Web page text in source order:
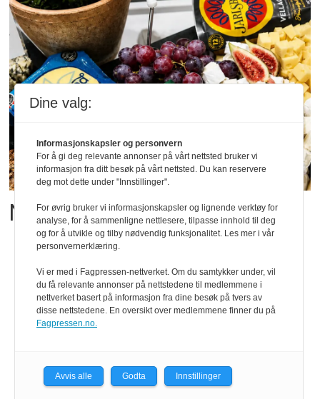
Matgledefinalistene er klare
Dine valg:
Informasjonskapsler og personvern
For å gi deg relevante annonser på vårt nettsted bruker vi
informasjon fra ditt besøk på vårt nettsted. Du kan reservere
deg mot dette under "Innstillinger".
For øvrig bruker vi informasjonskapsler og lignende verktøy for
analyse, for å sammenligne nettlesere, tilpasse innhold til deg
og for å utvikle og tilby nødvendig funksjonalitet. Les mer i vår
personvernerklæring.
Vi er med i Fagpressen-nettverket. Om du samtykker under, vil
du få relevante annonser på nettstedene til medlemmene i
nettverket basert på informasjon fra dine besøk på tvers av
disse nettstedene. En oversikt over medlemmene finner du på
Fagpressen.no.
Avvis alle Godta Innstillinger